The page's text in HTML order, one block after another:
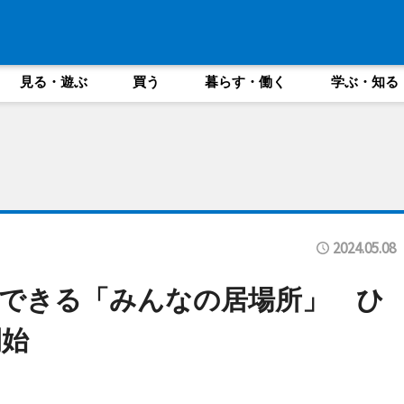
見る・遊ぶ 買う 暮らす・働く 学ぶ・知る
2024.05.08
きる「みんなの居場所」 ひ